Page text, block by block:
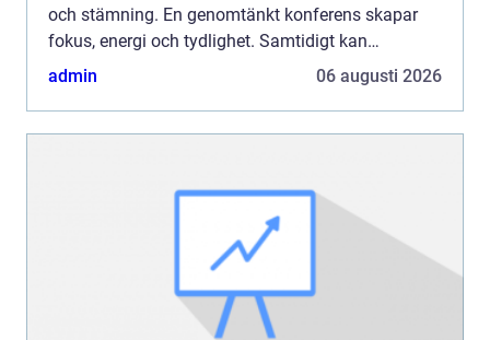
och stämning. En genomtänkt konferens skapar
fokus, energi och tydlighet. Samtidigt kan
planeringen kännas krånglig: lokal, teknik, mat,
admin 06 augusti 2026